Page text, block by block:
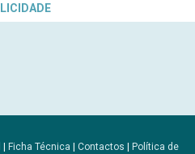
| Ficha Técnica | Contactos | Política de